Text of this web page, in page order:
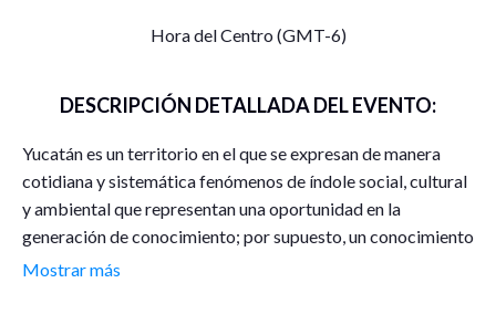
Hora del Centro (GMT-6)
DESCRIPCIÓN DETALLADA DEL EVENTO:
Yucatán es un territorio en el que se expresan de manera
cotidiana y sistemática fenómenos de índole social, cultural
y ambiental que representan una oportunidad en la
generación de conocimiento; por supuesto, un conocimiento
ligado al latente interés de ofrecer soluciones, alternativas
Mostrar más